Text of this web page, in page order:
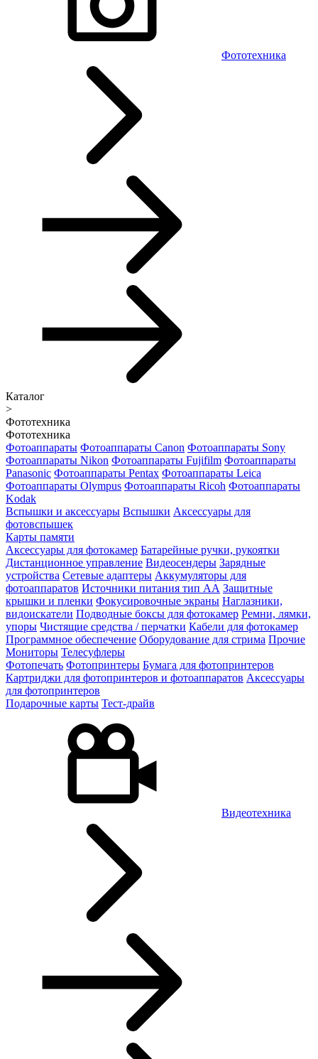
Фототехника
Каталог
>
Фототехника
Фототехника
Фотоаппараты Фотоаппараты Canon Фотоаппараты Sony
Фотоаппараты Nikon Фотоаппараты Fujifilm Фотоаппараты
Panasonic Фотоаппараты Pentax Фотоаппараты Leica
Фотоаппараты Olympus Фотоаппараты Ricoh Фотоаппараты
Kodak
Вспышки и аксессуары Вспышки Аксессуары для
фотовспышек
Карты памяти
Аксессуары для фотокамер Батарейные ручки, рукоятки
Дистанционное управление Видеосендеры Зарядные
устройства Сетевые адаптеры Аккумуляторы для
фотоаппаратов Источники питания тип АА Защитные
крышки и пленки Фокусировочные экраны Наглазники,
видоискатели Подводные боксы для фотокамер Ремни, лямки,
упоры Чистящие средства / перчатки Кабели для фотокамер
Программное обеспечение Оборудование для стрима Прочие
Мониторы Телесуфлеры
Фотопечать Фотопринтеры Бумага для фотопринтеров
Картриджи для фотопринтеров и фотоаппаратов Аксессуары
для фотопринтеров
Подарочные карты Тест-драйв
Видеотехника